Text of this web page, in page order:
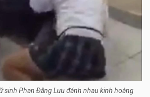
sinh Phan Đăng Lưu đánh nhau kinh hoàng